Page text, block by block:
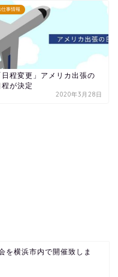
仕事情報
日程変更」アメリカ出張の
程が決定
2020年3月28日
を横浜市内で開催致しま